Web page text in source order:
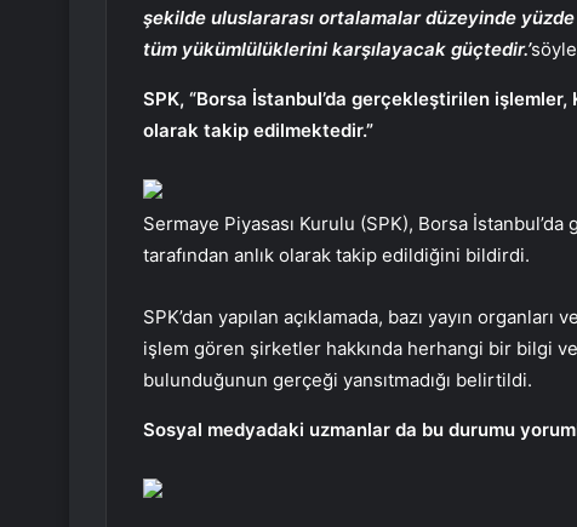
şekilde uluslararası ortalamalar düzeyinde
tüm yükümlülüklerini karşılayacak güçtedir.’
SPK, “Borsa İstanbul’da gerçekleştirilen
olarak takip edilmektedir.”
Sermaye Piyasası Kurulu (SPK), Borsa
tarafından anlık olarak takip edildiğini bildirdi.
SPK’dan yapılan açıklamada, bazı yayın
işlem gören şirketler hakkında herhangi bir bilgi
bulunduğunun gerçeği yansıtmadığı belirtildi.
Sosyal medyadaki uzmanlar da bu durumu